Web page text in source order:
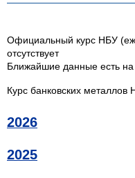
Официальный курс НБУ
отсутствует
Ближайшие данные есть на
Курс банковских металлов
2026
2025